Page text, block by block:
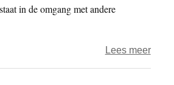
in de omgang met andere
Lees meerover